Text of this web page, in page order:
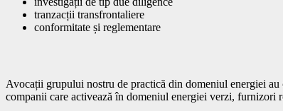
tranzacții transfrontaliere
conformitate și reglementare
Avocații grupului nostru de practică din domeniul energiei
companii care activează în domeniul energiei verzi, furnizori